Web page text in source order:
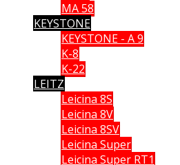
MA 58
KEYSTONE
KEYSTONE - A 9
K-8
K-22
LEITZ
Leicina 8S
Leicina 8V
Leicina 8SV
Leicina Super
Leicina Super RT1